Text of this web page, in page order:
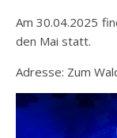
Am 30.04.2025 findet wieder unsere Veranstaltung Tanz in
den Mai statt.
Adresse: Zum